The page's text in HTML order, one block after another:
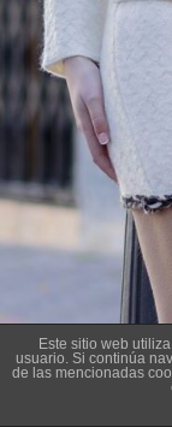
Este sitio web
usuario. Si continúa
de las mencionadas